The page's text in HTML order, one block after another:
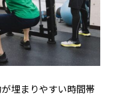
額制や回数制など、生活
しているのも特徴で
ろん大切ですが、それ
か」「相談しやすい関係
いて、「きつい」「不
埋まりやすい時間帯